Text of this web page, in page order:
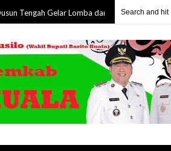
Gelar Lomba dan Perkuat Kebersamaan